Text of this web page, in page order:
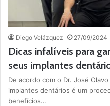
Diego Velázquez 27/09/2024
Dicas infalíveis para
seus implantes
De acordo com o Dr. José
implantes dentários é um
benefícios…